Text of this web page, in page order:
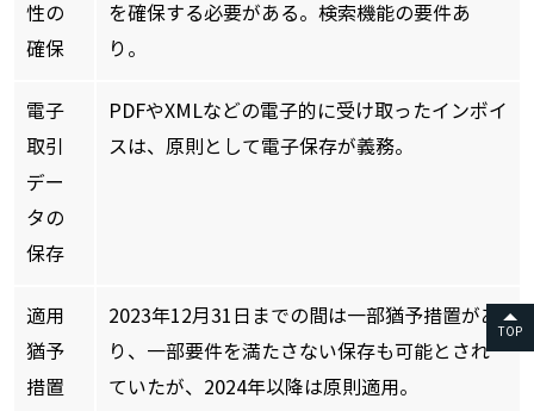
性の
確保
を確保する必要がある。検索機能の要件あ
り。
電子
取引
デー
タの
保存
PDFやXMLなどの電子的に受け取ったインボイ
スは、原則として電子保存が義務。
適用
猶予
措置
2023年12月31日までの間は一部猶予措置があ
り、一部要件を満たさない保存も可能とされ
ていたが、2024年以降は原則適用。
TOP